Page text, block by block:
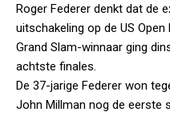
Roger Federer denkt dat de
uitschakeling op de US
Grand Slam-winnaar ging
achtste finales.
De 37-jarige Federer won
John Millman nog de eerste